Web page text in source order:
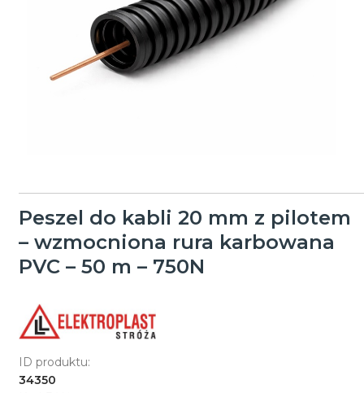
Peszel do kabli 20 mm z pilotem
– wzmocniona rura karbowana
PVC – 50 m – 750N
ID produktu:
34350